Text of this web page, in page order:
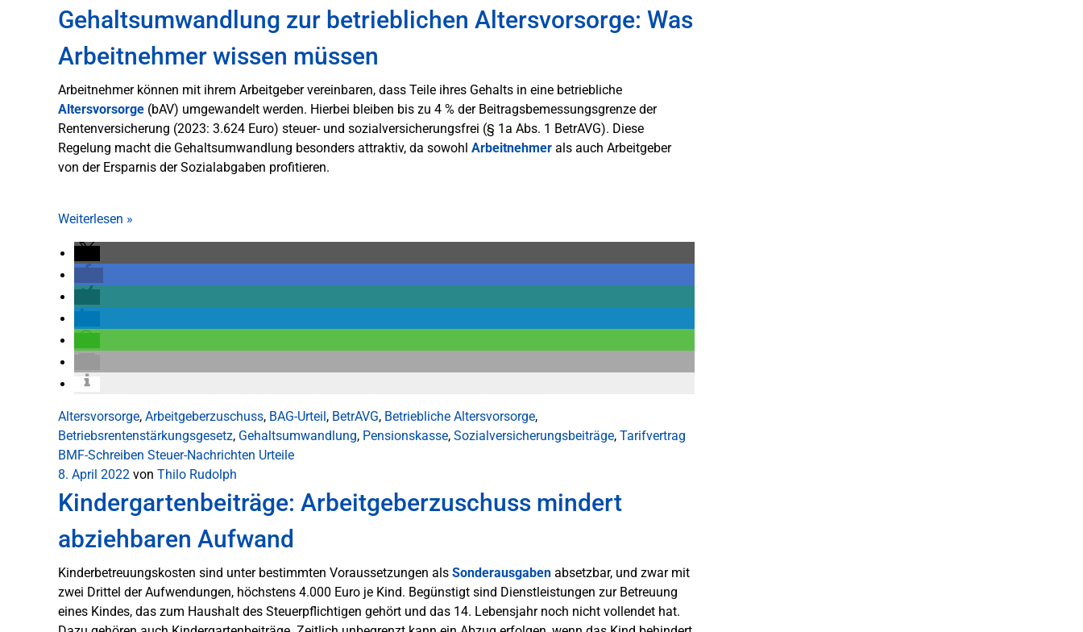
Gehaltsumwandlung zur betrieblichen Altersvorsorge: Was
Arbeitnehmer wissen müssen
Arbeitnehmer können mit ihrem Arbeitgeber vereinbaren, dass Teile ihres Gehalts in eine betriebliche
Altersvorsorge (bAV) umgewandelt werden. Hierbei bleiben bis zu 4 % der Beitragsbemessungsgrenze der
Rentenversicherung (2023: 3.624 Euro) steuer- und sozialversicherungsfrei (§ 1a Abs. 1 BetrAVG). Diese
Regelung macht die Gehaltsumwandlung besonders attraktiv, da sowohl Arbeitnehmer als auch Arbeitgeber
von der Ersparnis der Sozialabgaben profitieren.
Weiterlesen »
Altersvorsorge, Arbeitgeberzuschuss, BAG-Urteil, BetrAVG, Betriebliche Altersvorsorge,
Betriebsrentenstärkungsgesetz, Gehaltsumwandlung, Pensionskasse, Sozialversicherungsbeiträge, Tarifvertrag
BMF-Schreiben Steuer-Nachrichten Urteile
8. April 2022 von Thilo Rudolph
Kindergartenbeiträge: Arbeitgeberzuschuss mindert
abziehbaren Aufwand
Kinderbetreuungskosten sind unter bestimmten Voraussetzungen als Sonderausgaben absetzbar, und zwar mit
zwei Drittel der Aufwendungen, höchstens 4.000 Euro je Kind. Begünstigt sind Dienstleistungen zur Betreuung
eines Kindes, das zum Haushalt des Steuerpflichtigen gehört und das 14. Lebensjahr noch nicht vollendet hat.